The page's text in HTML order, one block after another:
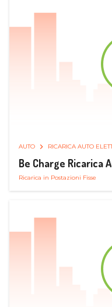
AUTO RICARICA AUTO
Be Charge Ricarica
Ricarica in Postazioni Fisse